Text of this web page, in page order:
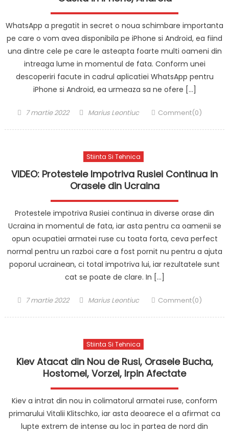
WhatsApp a pregatit in secret o noua schimbare importanta
pe care o vom avea disponibila pe iPhone si Android, ea fiind
una dintre cele pe care le asteapta foarte multi oameni din
intreaga lume in momentul de fata. Conform unei
descoperiri facute in cadrul aplicatiei WhatsApp pentru
iPhone si Android, ea urmeaza sa ne ofere […]
Posted
7 martie 2022 Author
Marius Leontiuc Comment(0)
Stiinta Si Tehnica
VIDEO: Protestele Impotriva Rusiei Continua in
Orasele din Ucraina
Protestele impotriva Rusiei continua in diverse orase din
Ucraina in momentul de fata, iar asta pentru ca oamenii se
opun ocupatiei armatei ruse cu toata forta, ceva perfect
normal pentru un razboi care a fost pornit nu pentru a ajuta
poporul ucrainean, ci total impotriva lui, iar rezultatele sunt
cat se poate de clare. In […]
Posted
7 martie 2022 Author
Marius Leontiuc Comment(0)
Stiinta Si Tehnica
Kiev Atacat din Nou de Rusi, Orasele Bucha,
Hostomel, Vorzel, Irpin Afectate
Kiev a intrat din nou in colimatorul armatei ruse, conform
primarului Vitalii Klitschko, iar asta deoarece el a afirmat ca
lupte extrem de intense au loc in partea de nord din